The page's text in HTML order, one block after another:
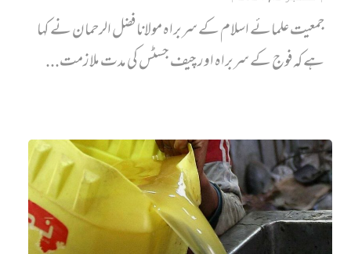
جمعیت علمائے اسلام کے سربراہ مولانا فضل الرحمان نے کہا
ہے کہ فوج کے سربراہ اور چیف جسٹس کی مدت ملازمت...